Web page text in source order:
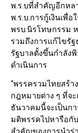
พ.ร.บที่สำคัญอีกหล
พ.ร.บ.การกู้เงินเพื่
พรบ.นิรโทษกรรม
รวมถึงการแก้ไขรั
รัฐบาลตั้งขึ้นกำลัง
ดำเนินการ
“พรรครวมไทยสร้
กฎหมายต่าง ๆ ที่จ
ธันวาคมนี้จะเป็นก
มติพรรคไปหารือกั